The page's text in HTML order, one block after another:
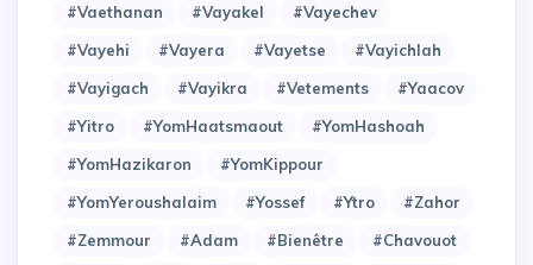
#Vaethanan
#Vayakel
#Vayechev
#Vayehi
#Vayera #Vayetse
#Vayichlah
#Vayigach
#Vayikra #Vetements
#Yaacov
#Yitro
#YomHaatsmaout
#YomHashoah
#YomHazikaron
#YomKippour
#YomYeroushalaim
#Yossef #Ytro
#Zahor
#Zemmour
#adam #bienêtre
#chavouot